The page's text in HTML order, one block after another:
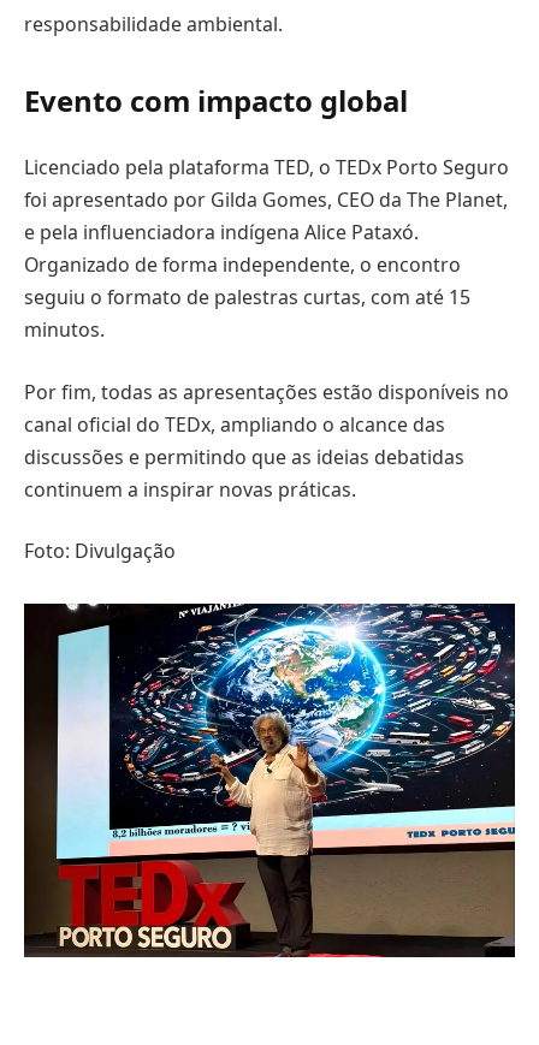
responsabilidade ambiental.
Evento com impacto global
Licenciado pela plataforma TED, o TEDx Porto Seguro
foi apresentado por Gilda Gomes, CEO da The Planet,
e pela influenciadora indígena Alice Pataxó.
Organizado de forma independente, o encontro
seguiu o formato de palestras curtas, com até 15
minutos.
Por fim, todas as apresentações estão disponíveis no
canal oficial do TEDx, ampliando o alcance das
discussões e permitindo que as ideias debatidas
continuem a inspirar novas práticas.
Foto: Divulgação